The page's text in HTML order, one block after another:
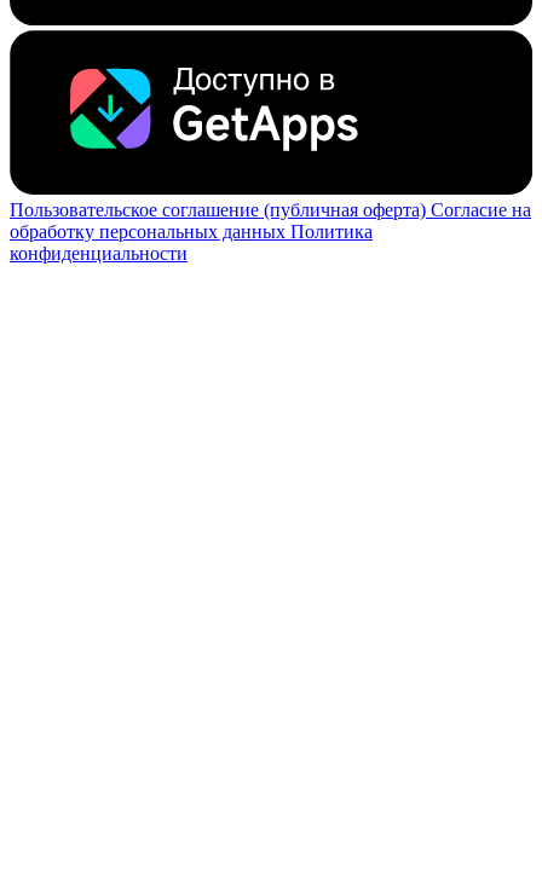
Пользовательское соглашение (публичная оферта) Согласие на
обработку персональных данных Политика
конфиденциальности